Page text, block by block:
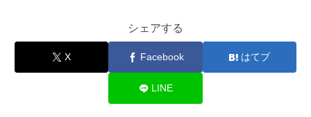
シェアする
X Facebook はてブ
LINE